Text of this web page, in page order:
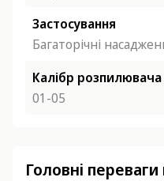
Застосування
Багаторічні
Калібр розпилювача
01-05
Головні